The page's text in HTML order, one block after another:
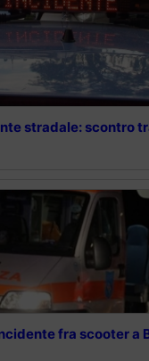
stradale: scontro
fra scooter a